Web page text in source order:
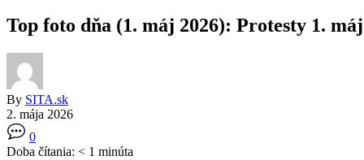
Top foto dňa (1. máj 2026): Protesty 1.
By SITA.sk
2. mája 2026
0
Doba čítania: < 1 minúta